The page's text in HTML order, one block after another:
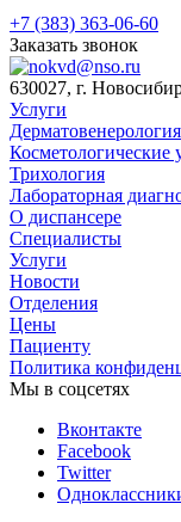
+7 (383) 363-06-60
Заказать звонок
630027, г.
Услуги
Дерматовенерология
Косметологические
Трихология
Лабораторная
О диспансере
Специалисты
Услуги
Новости
Отделения
Цены
Пациенту
Политика
Мы в соцсетях
Вконтакте
Facebook
Twitter